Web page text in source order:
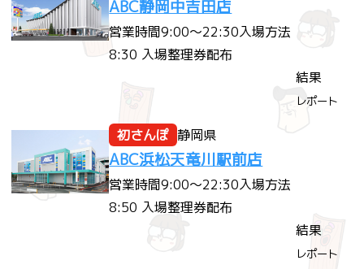
ABC静岡中吉田店
営業時間9:00～22:30入場方法
8:30 入場整理券配布
結果
レポート
初さんぽ 静岡県
ABC浜松天竜川駅前店
営業時間9:00～22:30入場方法
8:50 入場整理券配布
結果
レポート